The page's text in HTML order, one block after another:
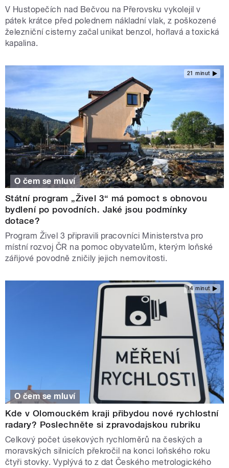
V Hustopečích nad Bečvou na Přerovsku vykolejil v
pátek krátce před polednem nákladní vlak, z poškozené
železniční cisterny začal unikat benzol, hořlavá a toxická
kapalina.
21 minut
O čem se mluví
Státní program „Živel 3“ má pomoct s obnovou
bydlení po povodních. Jaké jsou podmínky
dotace?
Program Živel 3 připravili pracovníci Ministerstva pro
místní rozvoj ČR na pomoc obyvatelům, kterým loňské
zářijové povodně zničily jejich nemovitosti.
14 minut
O čem se mluví
Kde v Olomouckém kraji přibydou nové rychlostní
radary? Poslechněte si zpravodajskou rubriku
Celkový počet úsekových rychloměrů na českých a
moravských silnicích překročil na konci loňského roku
čtyři stovky. Vyplývá to z dat Českého metrologického